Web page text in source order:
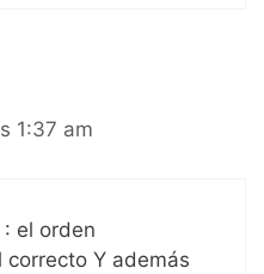
1:37 am
: el orden
Y además